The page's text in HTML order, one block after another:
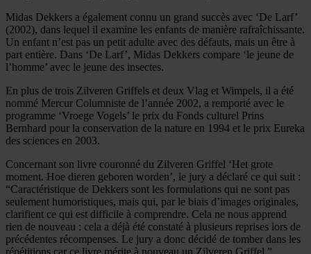
Midas Dekkers a également connu un grand succès avec ‘De Larf’
(2002), dans lequel il examine les enfants de manière rafraîchissante.
Un enfant n’est pas un petit adulte avec des défauts, mais un être à
part entière. Dans ‘De Larf’, Midas Dekkers compare ‘le jeune de
l’homme’ avec le jeune des insectes.
En plus de trois Zilveren Griffels et deux Vlag et Wimpels, il a été
nommé Mercur Columniste de l’année 2002, a remporté avec le
programme ‘Vroege Vogels’ le prix du Fonds culturel Prins
Bernhard pour la conservation de la nature en 1994 et le prix Eureka
des sciences en 2003.
Concernant son livre couronné du Zilveren Griffel ‘Het grote
moment. Hoe dieren geboren worden’, le jury a déclaré ce qui suit :
“Caractéristique de Dekkers sont les formulations qui ne sont pas
seulement humoristiques, mais qui, par le biais d’images originales,
clarifient ce qui est difficile à comprendre. Cela ne nous apprend
rien de nouveau : cela a déjà été constaté à plusieurs reprises lors de
précédentes récompenses. Le jury a donc décidé de tomber dans les
répétitions car ce livre mérite à nouveau un Zilveren Griffel.”